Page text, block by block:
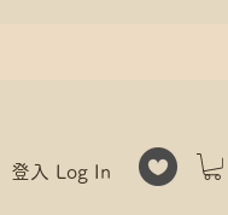
登入 Log In